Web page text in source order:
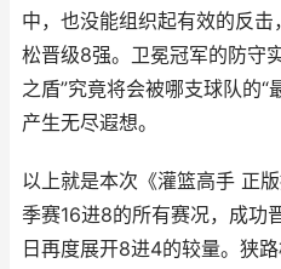
中，也没能组织起有效的反
松晋级8强。卫冕冠军的防守
之盾”究竟将会被哪支球队的“
产生无尽遐想。
以上就是本次《灌篮高手 正
季赛16进8的所有赛况，成功
日再度展开8进4的较量。狭